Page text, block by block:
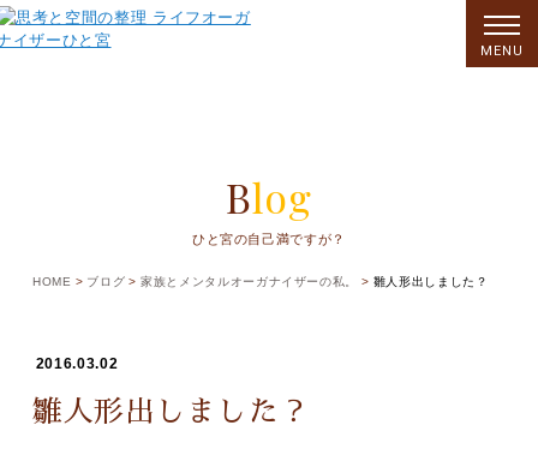
Blog
ひと宮の自己満ですが？
HOME ブログ 家族とメンタルオーガナイザーの私。 雛人形出しました？
2016.03.02
雛人形出しました？
MENU